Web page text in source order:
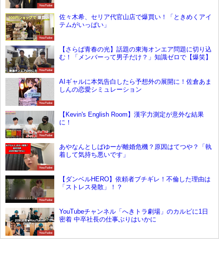
YouTube
YouTube
佐々木希、セリア代官山店で爆買い！「ときめくアイ
テムがいっぱい」
YouTube
【さらば青春の光】話題の東海オンエア問題に切り込
む！「メンバーって男子だけ？」知識ゼロで【爆笑】
YouTube
AIギャルに本気告白したら予想外の展開に！佐倉あま
しんの恋愛シミュレーション
YouTube
【Kevin's English Room】漢字力測定が意外な結果
に！
YouTube
あやなんとしばゆーが離婚危機？原因はてつや？「執
着して気持ち悪いです」
YouTube
【ダンベルHERO】依頼者ブチギレ！不倫した理由は
「ストレス発散」！？
YouTube
YouTubeチャンネル「へきトラ劇場」のカルビに1日
密着 中卒社長の仕事ぶりはいかに